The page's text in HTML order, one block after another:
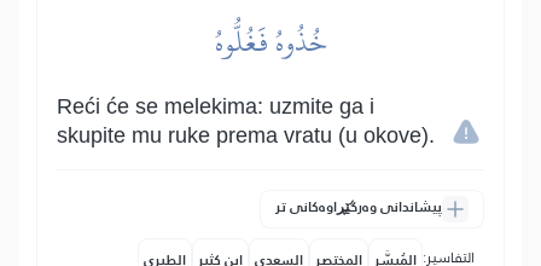
خُذُوهُ فَغُلُّوهُ
Reći će se melekima: uzmite ga i
skupite mu ruke prema vratu (u okove).
پیشاندانی وەرگێڕاوەکانی تر
التفاسير: المُيسَّر المختصر السعدي ابن كثير الطبري